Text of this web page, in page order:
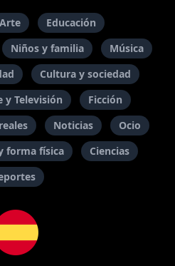
Arte
Educación
Niños y familia
Música
Cultura y sociedad
y Televisión
Ficción
Noticias
Ocio
forma física
Ciencias